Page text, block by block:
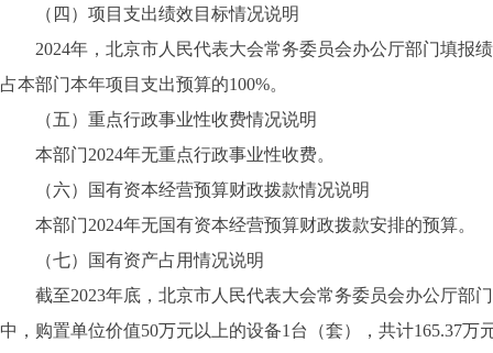
（四）项目支出绩效目标情况说明
2024年，北京市人民代表大会常务委员会办公厅部门填报绩
占本部门本年项目支出预算的100%。
（五）重点行政事业性收费情况说明
本部门2024年无重点行政事业性收费。
（六）国有资本经营预算财政拨款情况说明
本部门2024年无国有资本经营预算财政拨款安排的预算。
（七）国有资产占用情况说明
截至2023年底，北京市人民代表大会常务委员会办公厅部门
中，购置单位价值50万元以上的设备1台（套），共计165.37万